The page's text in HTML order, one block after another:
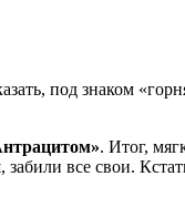
под знаком
. Итог,
, забили все свои.